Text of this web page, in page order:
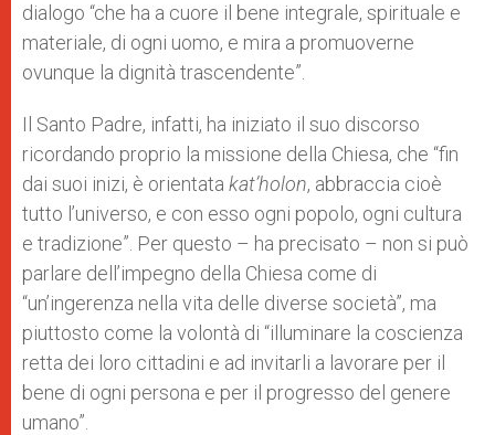
dialogo “che ha a cuore il bene integrale, spirituale e
materiale, di ogni uomo, e mira a promuoverne
ovunque la dignità trascendente”.
Il Santo Padre, infatti, ha iniziato il suo discorso
ricordando proprio la missione della Chiesa, che “fin
dai suoi inizi, è orientata kat’holon, abbraccia cioè
tutto l’universo, e con esso ogni popolo, ogni cultura
e tradizione”. Per questo – ha precisato – non si può
parlare dell’impegno della Chiesa come di
“un’ingerenza nella vita delle diverse società”, ma
piuttosto come la volontà di “illuminare la coscienza
retta dei loro cittadini e ad invitarli a lavorare per il
bene di ogni persona e per il progresso del genere
umano”.